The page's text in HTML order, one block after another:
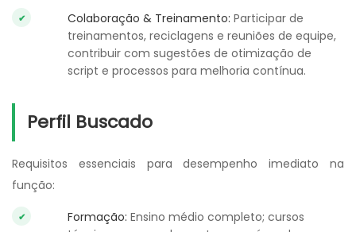
Colaboração & Treinamento: Participar de
treinamentos, reciclagens e reuniões de equipe,
contribuir com sugestões de otimização de
script e processos para melhoria contínua.
Perfil Buscado
Requisitos essenciais para desempenho imediato na
função:
Formação: Ensino médio completo; cursos